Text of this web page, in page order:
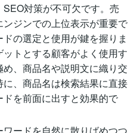
対策が不可欠です。売
ジンでの上位表示が重要で
の選定と使用が鍵を握りま
トとする顧客がよく使用す
、商品名や説明文に織り交
、商品名は検索結果に直接
を前面に出すと効果的で
ードを自然に散りばめつつ